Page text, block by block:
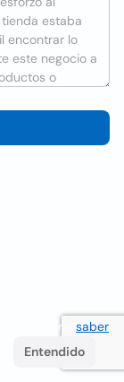
del usuario saber
Entendido